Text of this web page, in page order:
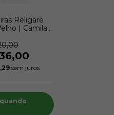
Religare
| Camila
sem juros